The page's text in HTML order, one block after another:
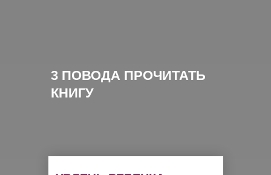
3 ПОВОДА ПРОЧИТАТЬ
КНИГУ